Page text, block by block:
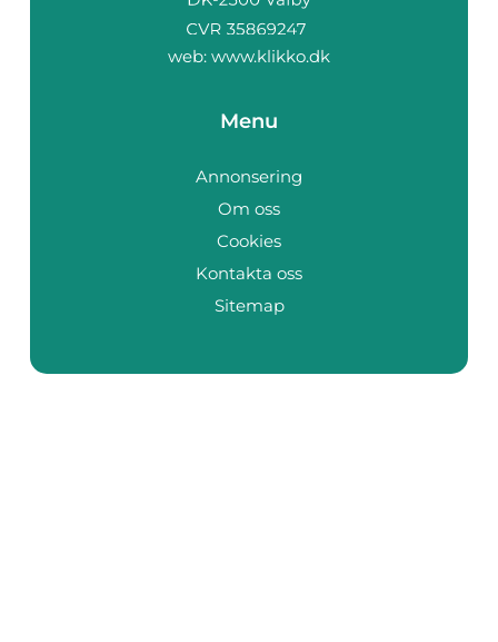
web: www.klikko.dk
Menu
Annonsering
Om oss
Cookies
Kontakta oss
Sitemap